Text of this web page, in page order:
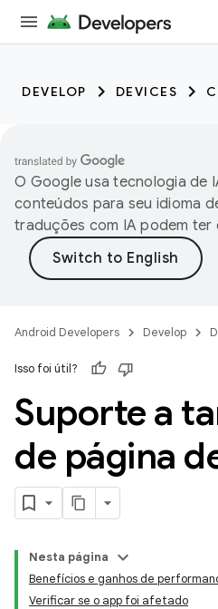
DEVELOP DEVICES
O Google usa tecnologia de
conteúdos para seu idioma
traduções com IA podem ter
Android Developers Develop
Isso foi útil?
Suporte a
de página
Nesta página
Benefícios e ganhos de
Verificar se o app foi afetado